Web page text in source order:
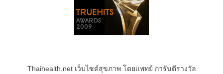
Thaihealth.net เว็บไซต์สุขภาพ โดยแพทย์ การันตีรางวัล